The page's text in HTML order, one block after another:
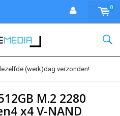
0
(werk)dag verzonden!
M.2 2280
x4 V-NAND